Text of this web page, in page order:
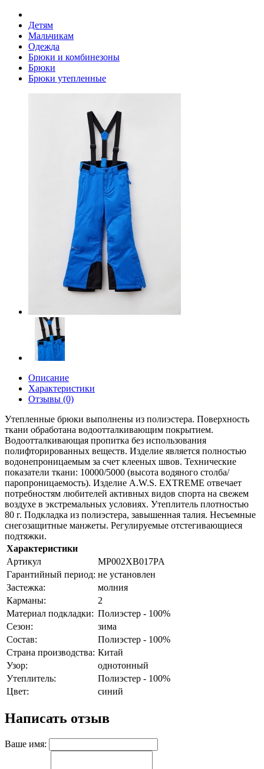
Детям
Мальчикам
Одежда
Брюки и комбинезоны
Брюки
Брюки утепленные
Описание
Характеристики
Отзывы (0)
Утепленные брюки выполнены из полиэстера. Поверхность
ткани обработана водоотталкивающим покрытием.
Водоотталкивающая пропитка без использования
полифторированных веществ. Изделие является полностью
водонепроницаемым за счет клееных швов. Технические
показатели ткани: 10000/5000 (высота водяного столба/
паропроницаемость). Изделие A.W.S. EXTREME отвечает
потребностям любителей активных видов спорта на свежем
воздухе в экстремальных условиях. Утеплитель плотностью
80 г. Подкладка из полиэстера, завышенная талия. Несъемные
снегозащитные манжеты. Регулируемые отстегивающиеся
подтяжки.
Характеристики
Артикул
MP002XB017PA
Гарантийный период: не установлен
Застежка:
молния
Карманы:
2
Материал подкладки: Полиэстер - 100%
Сезон:
зима
Состав:
Полиэстер - 100%
Страна производства: Китай
Узор:
однотонный
Утеплитель:
Полиэстер - 100%
Цвет:
синий
Написать отзыв
Ваше имя: